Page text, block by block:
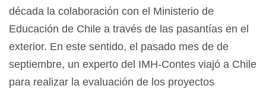
década la colaboración con el Ministerio de
Educación de Chile a través de las pasantías en el
exterior. En este sentido, el pasado mes de de
septiembre, un experto del IMH-Contes viajó a Chile
para realizar la evaluación de los proyectos